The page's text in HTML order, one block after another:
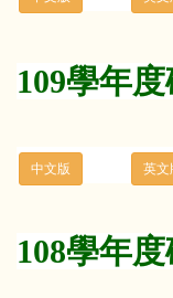
109學年
108學年